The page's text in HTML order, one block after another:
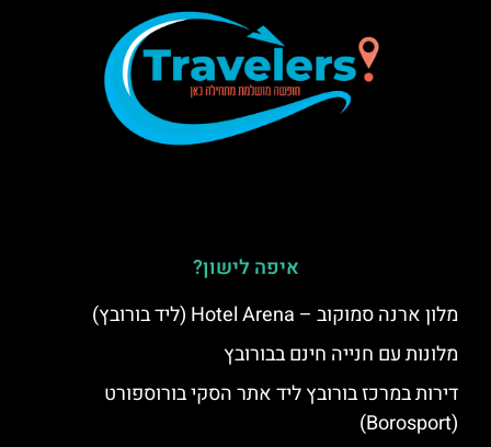
איפה לישון?
מלון ארנה סמוקוב – Hotel Arena (ליד בורובץ)
מלונות עם חנייה חינם בבורובץ
דירות במרכז בורובץ ליד אתר הסקי בורוספורט
(Borosport)